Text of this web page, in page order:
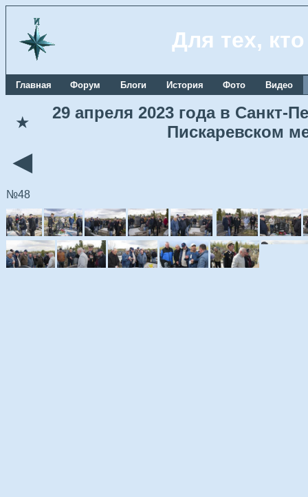
Для тех,
Главная Форум Блоги История Фото Видео
★
29 апреля 2023 года в Санкт-
Пискаревском
◄
№48